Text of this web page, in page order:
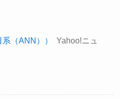
（ANN））
Yahoo!ニュ